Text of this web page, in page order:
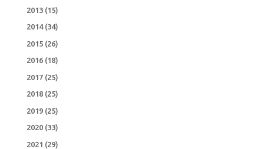
2013(15)
2014(34)
2015(26)
2016(18)
2017(25)
2018(25)
2019(25)
2020(33)
2021 (29)